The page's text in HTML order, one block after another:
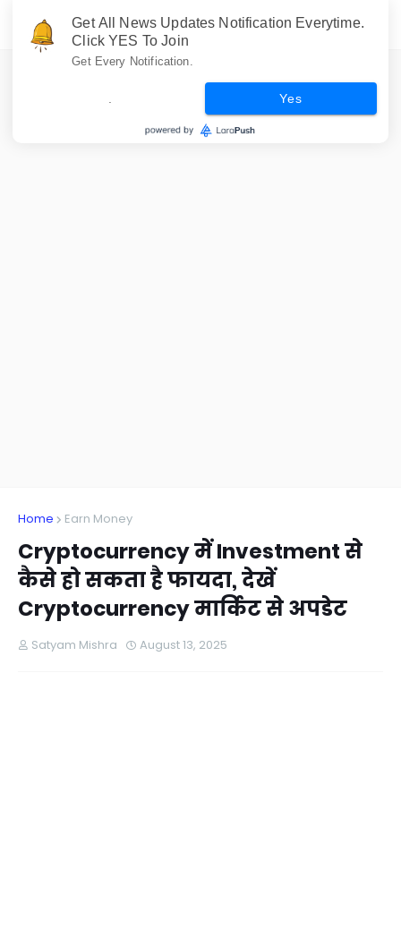
Home Earn Money
Cryptocurrency में Investment से
कैसे हो सकता है फायदा, देखें
Cryptocurrency मार्किट से अपडेट
Satyam Mishra August 13, 2025
Get All News Updates Notification Everytime.
Click YES To Join
Get Every Notification.
Yes